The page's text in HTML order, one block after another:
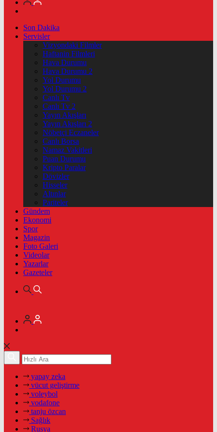
Son Dakika
Servisler
Vizyondaki Filmler
Haftanin Filmleri
Hava Durumu
Hava Durumu 2
Yol Durumu
Yol Durumu 2
Canlı Tv
Canlı Tv 2
Yayın Akışları
Yayın Akışları 2
Nöbetçi Eczaneler
Canlı Borsa
Namaz Vakitleri
Puan Durumu
Kripto Paralar
Dövizler
Hisseler
Altınlar
Pariteler
Gündem
Ekonomi
Spor
Magazin
Foto Galeri
Videolar
Yazarlar
Gazeteler
yapay zeka
vücut geliştirme
voleybol
vodafone
tanju özcan
Sağlık
Rusya